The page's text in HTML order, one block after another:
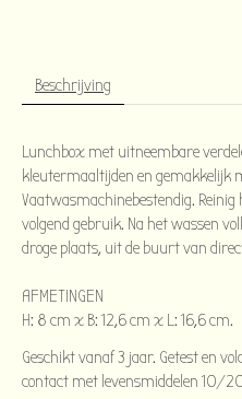
Beschrijving
Lunchbox met uitneembare
kleutermaaltijden en gemakkelijk
Vaatwasmachinebestendig.
volgend gebruik. Na het wassen
droge plaats, uit de buurt van
AFMETINGEN
H: 8 cm x B: 12,6 cm x L: 16,6 cm.
Geschikt vanaf 3 jaar. Getest en
contact met levensmiddelen 10/